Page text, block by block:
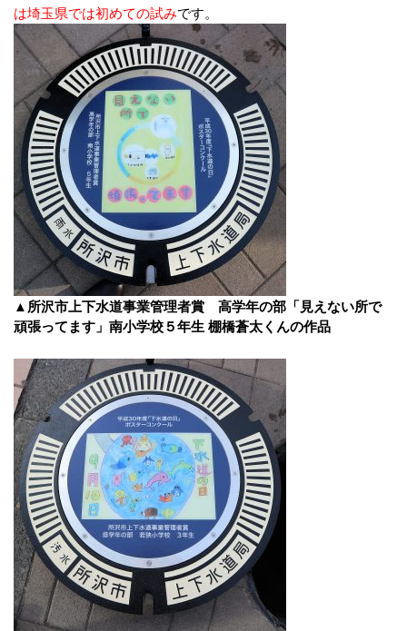
は埼玉県では初めての試みです。
▲所沢市上下水道事業管理者賞 高学年の部「見えない所で
頑張ってます」南小学校５年生 棚橋蒼太くんの作品